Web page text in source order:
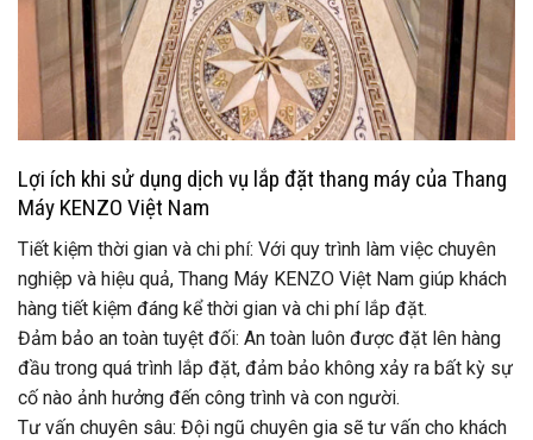
Lợi ích khi sử dụng dịch vụ lắp đặt thang máy của Thang
Máy KENZO Việt Nam
Tiết kiệm thời gian và chi phí: Với quy trình làm việc chuyên
nghiệp và hiệu quả, Thang Máy KENZO Việt Nam giúp khách
hàng tiết kiệm đáng kể thời gian và chi phí lắp đặt.
Đảm bảo an toàn tuyệt đối: An toàn luôn được đặt lên hàng
đầu trong quá trình lắp đặt, đảm bảo không xảy ra bất kỳ sự
cố nào ảnh hưởng đến công trình và con người.
Tư vấn chuyên sâu: Đội ngũ chuyên gia sẽ tư vấn cho khách